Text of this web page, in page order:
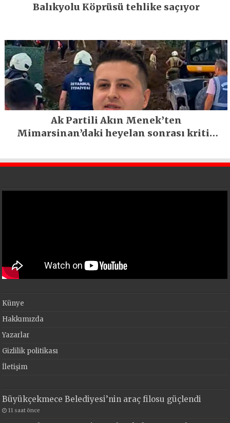
Balıkyolu Köprüsü tehlike saçıyor
Ak Partili Akın Menek’ten
Mimarsinan’daki heyelan sonrası kritik
Künye
Hakkımızda
Yazarlar
Gizlilik politikası
İletişim
Büyükçekmece Belediyesi’nin araç filosu güçlendi
11 saat önce